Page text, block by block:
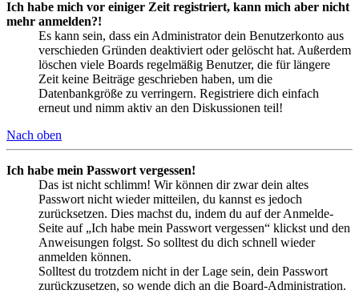
Ich habe mich vor einiger Zeit registriert, kann mich aber nicht
mehr anmelden?!
Es kann sein, dass ein Administrator dein Benutzerkonto aus
verschieden Gründen deaktiviert oder gelöscht hat. Außerdem
löschen viele Boards regelmäßig Benutzer, die für längere
Zeit keine Beiträge geschrieben haben, um die
Datenbankgröße zu verringern. Registriere dich einfach
erneut und nimm aktiv an den Diskussionen teil!
Nach oben
Ich habe mein Passwort vergessen!
Das ist nicht schlimm! Wir können dir zwar dein altes
Passwort nicht wieder mitteilen, du kannst es jedoch
zurücksetzen. Dies machst du, indem du auf der Anmelde-
Seite auf „Ich habe mein Passwort vergessen“ klickst und den
Anweisungen folgst. So solltest du dich schnell wieder
anmelden können.
Solltest du trotzdem nicht in der Lage sein, dein Passwort
zurückzusetzen, so wende dich an die Board-Administration.